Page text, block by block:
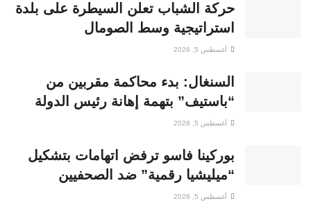
حركة الشباب تعلن السيطرة على بلدة
استراتيجية وسط الصومال
أغسطس 5, 2026
السنغال: بدء محاكمة مقربين من
“باستيف” بتهمة إهانة رئيس الدولة
أغسطس 5, 2026
بوركينا فاسو ترفض اتهامات بتشكيل
“ميليشيا رقمية” ضد الصحفيين
أغسطس 5, 2026